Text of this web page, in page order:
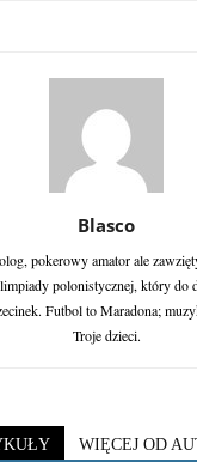
Blasco
pokerowy amator ale
polonistycznej, który do
Futbol to Maradona;
Troje dzieci.
WIĘCEJ OD